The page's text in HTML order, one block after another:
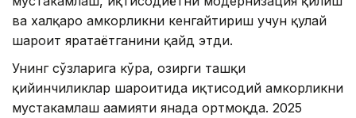
ва халқаро ҳамкорликни кенгайтириш учун қулай
шароит яратаётганини қайд этди.
Унинг сўзларига кўра, ҳозирги ташқи
қийинчиликлар шароитида иқтисодий ҳамкорликни
мустаҳкамлаш аҳамияти янада ортмоқда. 2025